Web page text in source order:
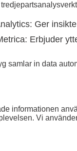
Ger
Erbjuder
samlar in data
informationen
Vi